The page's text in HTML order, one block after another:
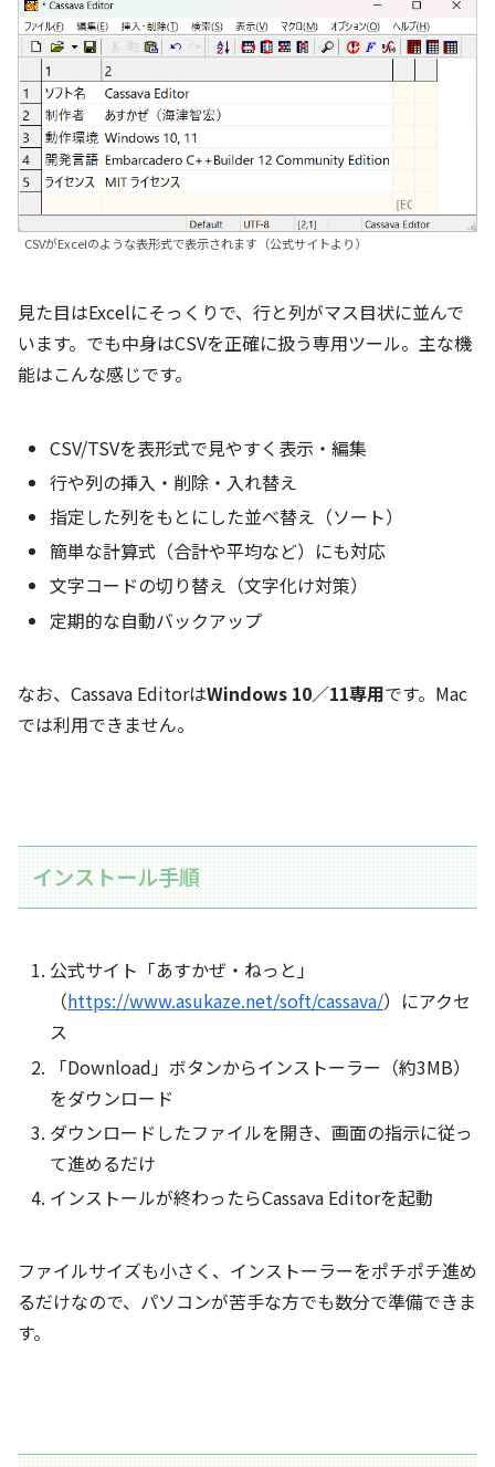
CSVがExcelのような表形式で表示されます（公式サイトより）
見た目はExcelにそっくりで、行と列がマス目状に並んで
います。でも中身はCSVを正確に扱う専用ツール。主な機
能はこんな感じです。
CSV/TSVを表形式で見やすく表示・編集
行や列の挿入・削除・入れ替え
指定した列をもとにした並べ替え（ソート）
簡単な計算式（合計や平均など）にも対応
文字コードの切り替え（文字化け対策）
定期的な自動バックアップ
なお、Cassava EditorはWindows 10／11専用です。Mac
では利用できません。
インストール手順
公式サイト「あすかぜ・ねっと」
（https://www.asukaze.net/soft/cassava/）にアクセ
ス
「Download」ボタンからインストーラー（約3MB）
をダウンロード
ダウンロードしたファイルを開き、画面の指示に従っ
て進めるだけ
インストールが終わったらCassava Editorを起動
ファイルサイズも小さく、インストーラーをポチポチ進め
るだけなので、パソコンが苦手な方でも数分で準備できま
す。